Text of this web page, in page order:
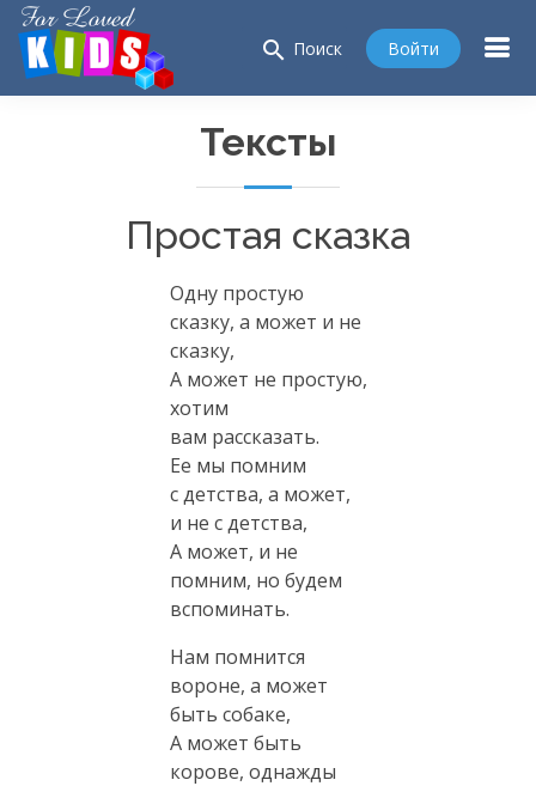
search Поиск Войти
Тексты
Простая сказка
Одну простую
сказку, а может и не
сказку,
А может не простую,
хотим
вам рассказать.
Ее мы помним
с детства, а может,
и не с детства,
А может, и не
помним, но будем
вспоминать.
Нам помнится
вороне, а может
быть собаке,
А может быть
корове, однажды